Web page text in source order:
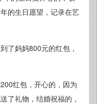
的生日愿望，记录在艺
了妈妈800元的红包，
红包，开心的，因为
了礼物，结婚祝福的，